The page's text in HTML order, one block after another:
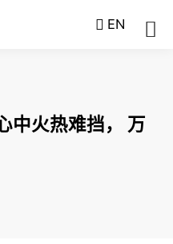
EN
中火热难挡， 万